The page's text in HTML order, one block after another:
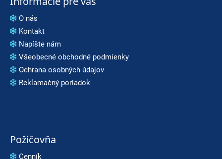
O nás
Kontakt
Napíšte nám
Všeobecné obchodné podmienky
Ochrana osobných údajov
Reklamačný poriadok
Požičovňa
Cenník